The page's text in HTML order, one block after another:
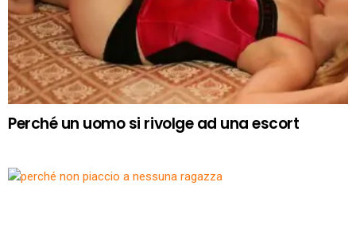
Perché un uomo si rivolge ad una escort